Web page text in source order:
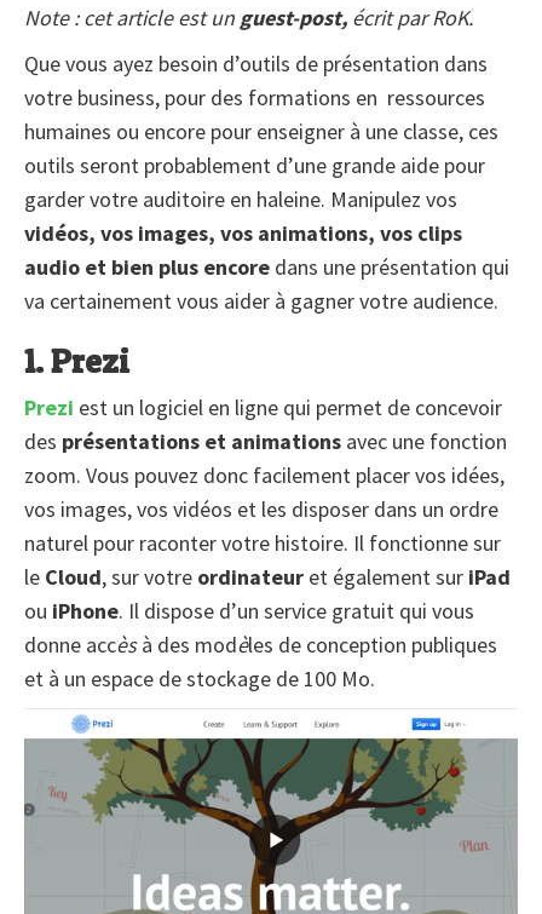
Note : cet article est un guest-post, écrit par RoK.
Que vous ayez besoin d’outils de présentation dans
votre business, pour des formations en ressources
humaines ou encore pour enseigner à une classe, ces
outils seront probablement d’une grande aide pour
garder votre auditoire en haleine. Manipulez vos
vidéos, vos images, vos animations, vos clips
audio et bien plus encore dans une présentation qui
va certainement vous aider à gagner votre audience.
1. Prezi
Prezi est un logiciel en ligne qui permet de concevoir
des présentations et animations avec une fonction
zoom. Vous pouvez donc facilement placer vos idées,
vos images, vos vidéos et les disposer dans un ordre
naturel pour raconter votre histoire. Il fonctionne sur
le Cloud, sur votre ordinateur et également sur iPad
ou iPhone. Il dispose d’un service gratuit qui vous
donne accèsà des modèles de conception publiques
et à un espace de stockage de 100 Mo.